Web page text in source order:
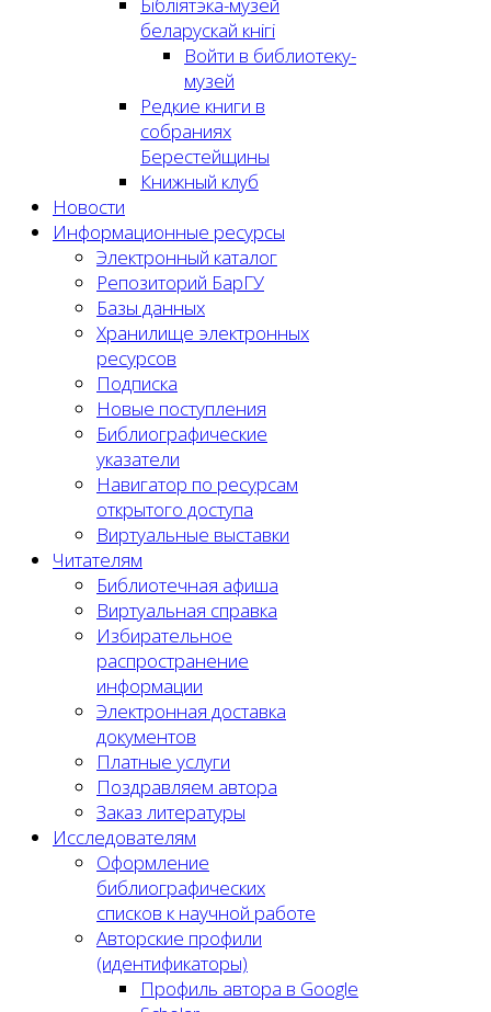
беларускай кнігі
Войти в библиотеку-
музей
Редкие книги в
собраниях
Берестейщины
Книжный клуб
Новости
Информационные ресурсы
Электронный каталог
Репозиторий БарГУ
Базы данных
Хранилище электронных
ресурсов
Подписка
Новые поступления
Библиографические
указатели
Навигатор по ресурсам
открытого доступа
Виртуальные выставки
Читателям
Библиотечная афиша
Виртуальная справка
Избирательное
распространение
информации
Электронная доставка
документов
Платные услуги
Поздравляем автора
Заказ литературы
Исследователям
Оформление
библиографических
списков к научной работе
Авторские профили
(идентификаторы)
Профиль автора в Google